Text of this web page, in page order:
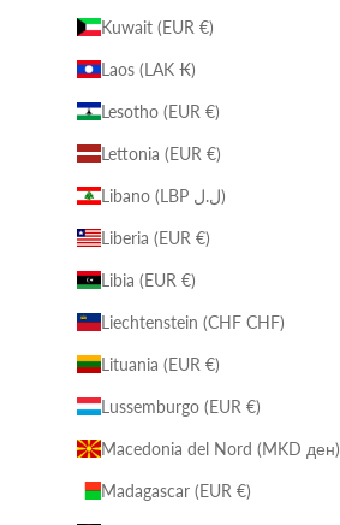
Kuwait (EUR €)
Laos (LAK ₭)
Lesotho (EUR €)
Lettonia (EUR €)
Libano (LBP ل.ل)
Liberia (EUR €)
Libia (EUR €)
Liechtenstein (CHF CHF)
Lituania (EUR €)
Lussemburgo (EUR €)
Macedonia del Nord (MKD ден)
Madagascar (EUR €)